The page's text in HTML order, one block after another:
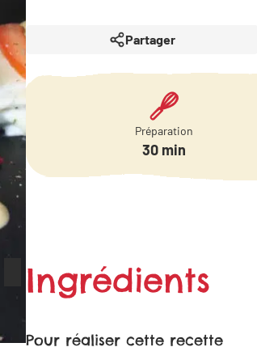
Partager
Préparation
30 min
Ingrédients
Pour réaliser cette recette